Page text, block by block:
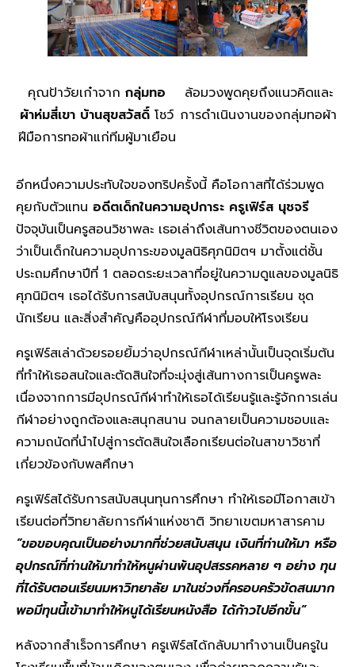
คุณป้าวัยเก๋าจาก กลุ่มทอ
ผ้าห่มสี่เขา บ้านสุขสวัสดิ์ โชว์
ฝีมือการทอผ้าแก่ทีมผู้มาเยือน
ล้อมวงพูดคุยถึงแนวคิดและ
การดำเนินงานของกลุ่มทอผ้า
อีกหนึ่งความประทับใจของทริปครั้งนี้ คือโอกาสที่ได้ร่วมพูด
คุยกับตัวแทน อดีตเด็กในความอุปการะ ครูเฟิร์ส นุชจรี
ปัจจุบันเป็นครูสอนวิชาพละ เธอเล่าถึงเส้นทางชีวิตของตนเอง
ว่าเป็นเด็กในความอุปการะของมูลนิธิศุภนิมิตฯ มาตั้งแต่ชั้น
ประถมศึกษาปีที่ 1 ตลอดระยะเวลาที่อยู่ในความดูแลของมูลนิธิ
ศุภนิมิตฯ เธอได้รับการสนับสนุนทั้งอุปกรณ์การเรียน ชุด
นักเรียน และสิ่งสำคัญคืออุปกรณ์กีฬาที่มอบให้โรงเรียน
ครูเฟิร์สเล่าด้วยรอยยิ้มว่าอุปกรณ์กีฬาเหล่านั้นเป็นจุดเริ่มต้น
ที่ทำให้เธอสนใจและตัดสินใจที่จะมุ่งสู่เส้นทางการเป็นครูพละ
เนื่องจากการมีอุปกรณ์กีฬาทำให้เธอได้เรียนรู้และรู้จักการเล่น
กีฬาอย่างถูกต้องและสนุกสนาน จนกลายเป็นความชอบและ
ความถนัดที่นำไปสู่การตัดสินใจเลือกเรียนต่อในสาขาวิชาที่
เกี่ยวข้องกับพลศึกษา
ครูเฟิร์สได้รับการสนับสนุนทุนการศึกษา ทำให้เธอมีโอกาสเข้า
เรียนต่อที่วิทยาลัยการกีฬาแห่งชาติ วิทยาเขตมหาสารคาม
“ขอขอบคุณเป็นอย่างมากที่ช่วยสนับสนุน เงินที่ท่านให้มา หรือ
อุปกรณ์ที่ท่านให้มาทำให้หนูผ่านพ้นอุปสรรคหลาย ๆ อย่าง ทุน
ที่ได้รับตอนเรียนมหาวิทยาลัย มาในช่วงที่ครอบครัวขัดสนมาก
พอมีทุนนี้เข้ามาทำให้หนูได้เรียนหนังสือ ได้ก้าวไปอีกขั้น”
หลังจากสำเร็จการศึกษา ครูเฟิร์สได้กลับมาทำงานเป็นครูใน